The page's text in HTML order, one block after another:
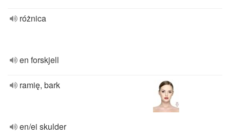
różnica
en forskjell
ramię, bark
en/ei skulder